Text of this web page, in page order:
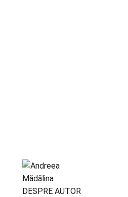
DESPRE AUTOR